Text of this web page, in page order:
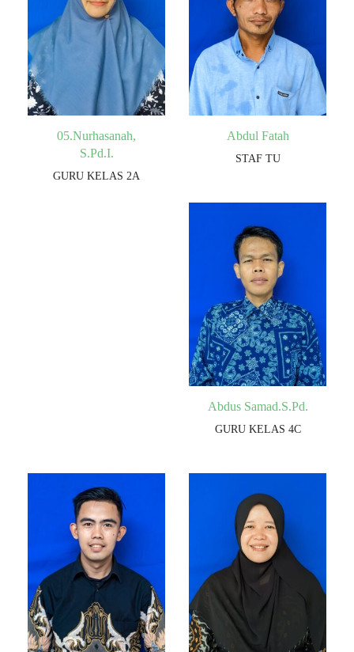
05.Nurhasanah,
S.Pd.I.
GURU KELAS 2A
Abdul Fatah
STAF TU
Abdus Samad.S.Pd.
GURU KELAS 4C